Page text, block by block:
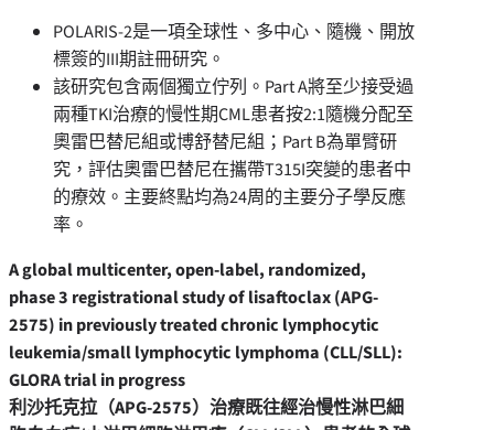
POLARIS-2是一項全球性、多中心、隨機、開放
標簽的III期註冊研究。
該研究包含兩個獨立佇列。Part A將至少接受過
兩種TKI治療的慢性期CML患者按2:1隨機分配至
奧雷巴替尼組或博舒替尼組；Part B為單臂研
究，評估奧雷巴替尼在攜帶T315I突變的患者中
的療效。主要終點均為24周的主要分子學反應
率。
A global multicenter, open-label, randomized,
phase 3 registrational study of lisaftoclax (APG-
2575) in previously treated chronic lymphocytic
leukemia/small lymphocytic lymphoma (CLL/SLL):
GLORA trial in progress
利沙托克拉（APG-2575）治療既往經治慢性淋巴細